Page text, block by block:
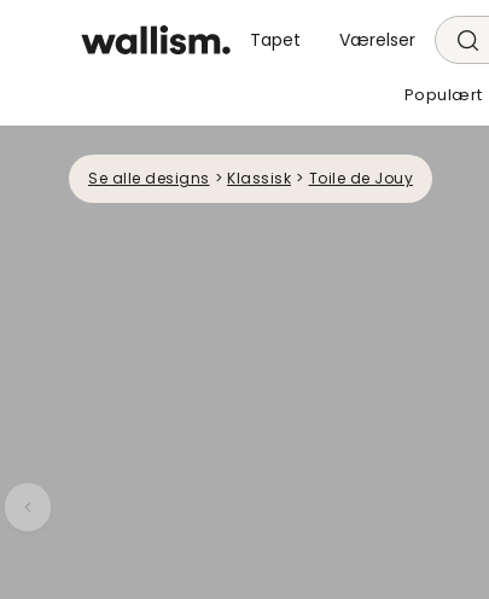
Tapet Værelser
Populært
Se alle designs > Klassisk > Toile de Jouy